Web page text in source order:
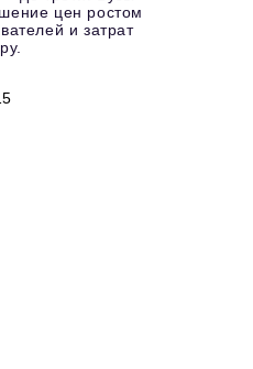
цен ростом
и затрат